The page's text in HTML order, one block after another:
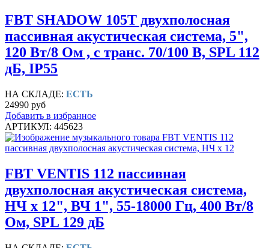
FBT SHADOW 105T двухполосная
пассивная акустическая система, 5",
120 Вт/8 Ом , с транс. 70/100 В, SPL 112
дБ, IP55
НА СКЛАДЕ: ЕСТЬ
24990 руб
Добавить в избранное
АРТИКУЛ: 445623
FBT VENTIS 112 пассивная
двухполосная акустическая система,
НЧ х 12", ВЧ 1", 55-18000 Гц, 400 Вт/8
Ом, SPL 129 дБ